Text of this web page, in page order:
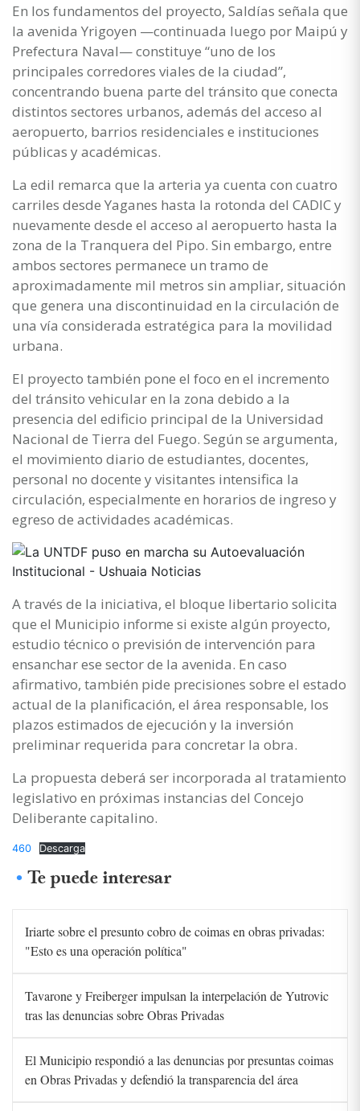
En los fundamentos del proyecto, Saldías señala que
la avenida Yrigoyen —continuada luego por Maipú y
Prefectura Naval— constituye “uno de los
principales corredores viales de la ciudad”,
concentrando buena parte del tránsito que conecta
distintos sectores urbanos, además del acceso al
aeropuerto, barrios residenciales e instituciones
públicas y académicas.
La edil remarca que la arteria ya cuenta con cuatro
carriles desde Yaganes hasta la rotonda del CADIC y
nuevamente desde el acceso al aeropuerto hasta la
zona de la Tranquera del Pipo. Sin embargo, entre
ambos sectores permanece un tramo de
aproximadamente mil metros sin ampliar, situación
que genera una discontinuidad en la circulación de
una vía considerada estratégica para la movilidad
urbana.
El proyecto también pone el foco en el incremento
del tránsito vehicular en la zona debido a la
presencia del edificio principal de la Universidad
Nacional de Tierra del Fuego. Según se argumenta,
el movimiento diario de estudiantes, docentes,
personal no docente y visitantes intensifica la
circulación, especialmente en horarios de ingreso y
egreso de actividades académicas.
A través de la iniciativa, el bloque libertario solicita
que el Municipio informe si existe algún proyecto,
estudio técnico o previsión de intervención para
ensanchar ese sector de la avenida. En caso
afirmativo, también pide precisiones sobre el estado
actual de la planificación, el área responsable, los
plazos estimados de ejecución y la inversión
preliminar requerida para concretar la obra.
La propuesta deberá ser incorporada al tratamiento
legislativo en próximas instancias del Concejo
Deliberante capitalino.
460 Descarga
Te puede interesar
Iriarte sobre el presunto cobro de coimas en obras privadas:
"Esto es una operación política"
Tavarone y Freiberger impulsan la interpelación de Yutrovic
tras las denuncias sobre Obras Privadas
El Municipio respondió a las denuncias por presuntas coimas
en Obras Privadas y defendió la transparencia del área